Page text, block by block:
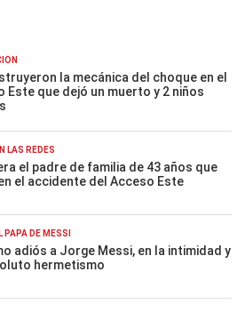
la mecánica del choque en el
Este que dejó un muerto y 2 niños
LAS REDES
el padre de familia de 43 años que
el accidente del Acceso Este
PAPÁ DE MESSI
adiós a Jorge Messi, en la intimidad y
hermetismo